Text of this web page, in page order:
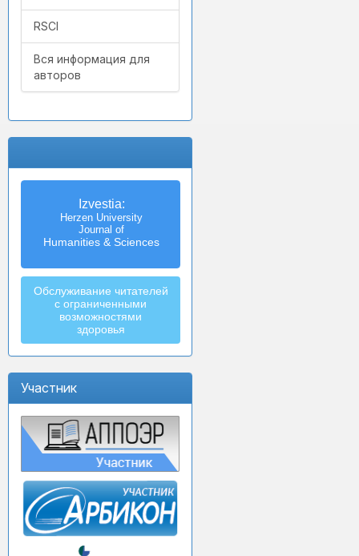
RSCI
Вся информация для
авторов
Izvestia:
Herzen University
Journal of
Humanities & Sciences
Обслуживание читателей
с ограниченными
возможностями
здоровья
Участник